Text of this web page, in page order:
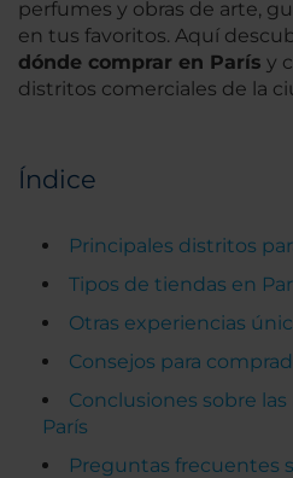
perfumes y obras de arte,
en tus favoritos. Aquí
dónde comprar en París y
distritos comerciales de la
Índice
Principales distritos
Tipos de tiendas en
Otras experiencias
Consejos para
Conclusiones sobre
París
Preguntas frecuentes